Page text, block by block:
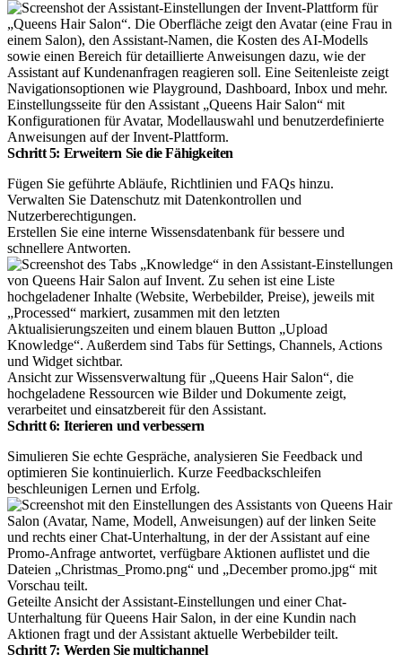
Einstellungsseite für den Assistant „Queens Hair Salon“ mit
Konfigurationen für Avatar, Modellauswahl und benutzerdefinierte
Anweisungen auf der Invent-Plattform.
Schritt 5: Erweitern Sie die Fähigkeiten
Fügen Sie geführte Abläufe, Richtlinien und FAQs hinzu.
Verwalten Sie Datenschutz mit Datenkontrollen und
Nutzerberechtigungen.
Erstellen Sie eine interne Wissensdatenbank für bessere und
schnellere Antworten.
Ansicht zur Wissensverwaltung für „Queens Hair Salon“, die
hochgeladene Ressourcen wie Bilder und Dokumente zeigt,
verarbeitet und einsatzbereit für den Assistant.
Schritt 6: Iterieren und verbessern
Simulieren Sie echte Gespräche, analysieren Sie Feedback und
optimieren Sie kontinuierlich. Kurze Feedbackschleifen
beschleunigen Lernen und Erfolg.
Geteilte Ansicht der Assistant-Einstellungen und einer Chat-
Unterhaltung für Queens Hair Salon, in der eine Kundin nach
Aktionen fragt und der Assistant aktuelle Werbebilder teilt.
Schritt 7: Werden Sie multichannel